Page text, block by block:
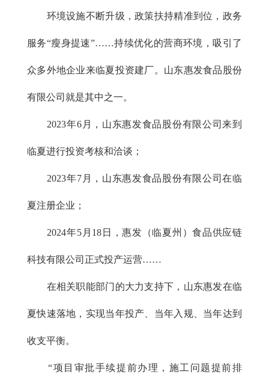
环境设施不断升级，政策扶持精准到位，政务
服务“瘦身提速”……持续优化的营商环境，吸引了
众多外地企业来临夏投资建厂。山东惠发食品股份
有限公司就是其中之一。
2023年6月，山东惠发食品股份有限公司来到
临夏进行投资考核和洽谈；
2023年7月，山东惠发食品股份有限公司在临
夏注册企业；
2024年5月18日，惠发（临夏州）食品供应链
科技有限公司正式投产运营……
在相关职能部门的大力支持下，山东惠发在临
夏快速落地，实现当年投产、当年入规、当年达到
收支平衡。
“项目审批手续提前办理，施工问题提前排